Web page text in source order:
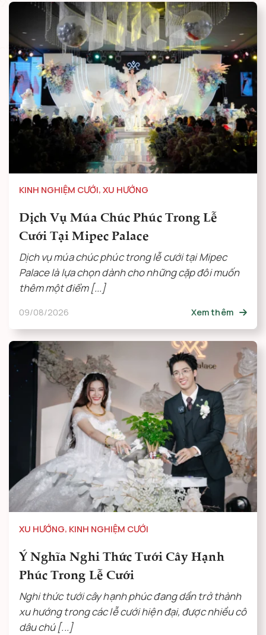
KINH NGHIỆM CƯỚI, XU HƯỚNG
Dịch Vụ Múa Chúc Phúc Trong Lễ
Cưới Tại Mipec Palace
Dịch vụ múa chúc phúc trong lễ cưới tại Mipec
Palace là lựa chọn dành cho những cặp đôi muốn
thêm một điểm [...]
09/08/2026 Xem thêm
XU HƯỚNG, KINH NGHIỆM CƯỚI
Ý Nghĩa Nghi Thức Tưới Cây Hạnh
Phúc Trong Lễ Cưới
Nghi thức tưới cây hạnh phúc đang dần trở thành
xu hướng trong các lễ cưới hiện đại, được nhiều cô
dâu chú [...]